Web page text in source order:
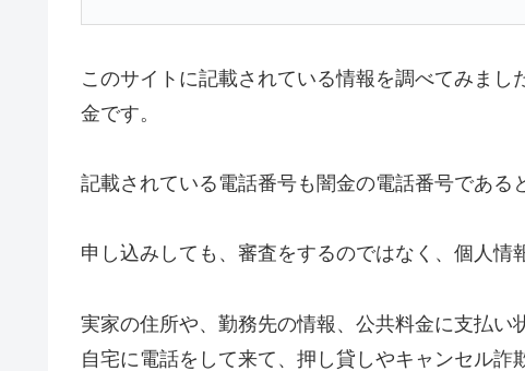
このサイトに記載されている情報を調べてみま
金です。
記載されている電話番号も闇金の電話番号である
申し込みしても、審査をするのではなく、個人情
実家の住所や、勤務先の情報、公共料金に支払
自宅に電話をして来て、押し貸しやキャンセル